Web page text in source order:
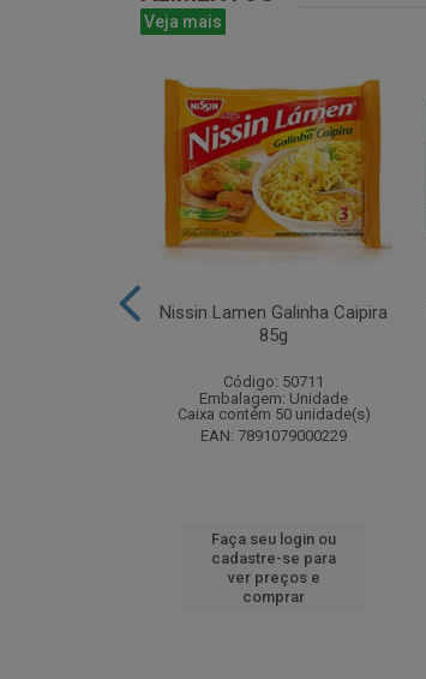
Veja mais
Nissin Lamen Galinha Caipira
85g
Código: 50711
Embalagem: Unidade
Caixa contém 50 unidade(s)
EAN: 7891079000229
Faça seu login ou
cadastre-se para
ver preços e
comprar